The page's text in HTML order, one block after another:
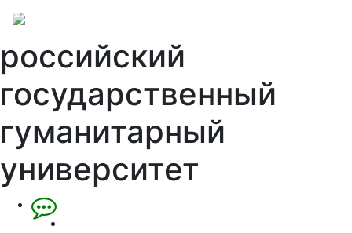
российский
государственный
гуманитарный
университет